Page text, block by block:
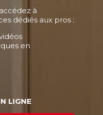
à
dédiés aux pros :
en
LIGNE